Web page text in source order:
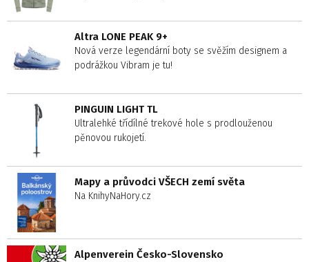
Altra LONE PEAK 9+
Nová verze legendární boty se svěžím designem a
podrážkou Vibram je tu!
PINGUIN LIGHT TL
Ultralehké třídílné trekové hole s prodlouženou
pěnovou rukojetí.
Mapy a průvodci VŠECH zemí světa
Na KnihyNaHory.cz
Alpenverein Česko-Slovensko